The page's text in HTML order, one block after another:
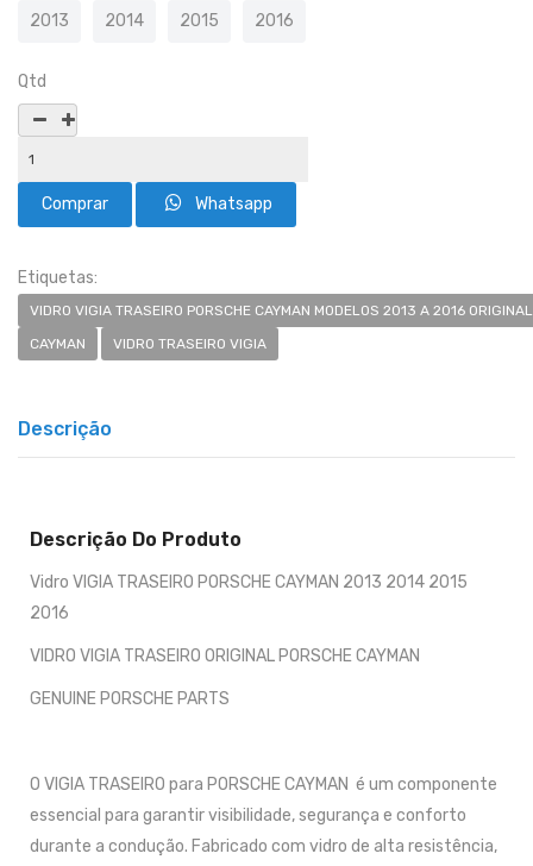
2013 2014 2015 2016
Qtd
Whatsapp
Etiquetas:
VIDRO VIGIA TRASEIRO PORSCHE CAYMAN MODELOS 2013 A 2016 ORIGINAL
CAYMAN
VIDRO TRASEIRO VIGIA
Descrição
Descrição Do Produto
Vidro VIGIA TRASEIRO PORSCHE CAYMAN 2013 2014 2015
2016
VIDRO VIGIA TRASEIRO ORIGINAL PORSCHE CAYMAN
GENUINE PORSCHE PARTS
O VIGIA TRASEIRO para PORSCHE CAYMAN é um componente
essencial para garantir visibilidade, segurança e conforto
durante a condução. Fabricado com vidro de alta resistência,